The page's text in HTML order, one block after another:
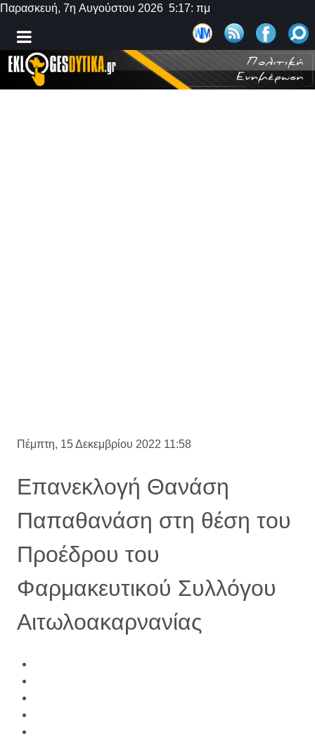
Παρασκευή, 7η Αυγούστου 2026 5:17: πμ
Πέμπτη, 15 Δεκεμβρίου 2022 11:58
Επανεκλογή Θανάση
Παπαθανάση στη θέση του
Προέδρου του
Φαρμακευτικού Συλλόγου
Αιτωλοακαρνανίας